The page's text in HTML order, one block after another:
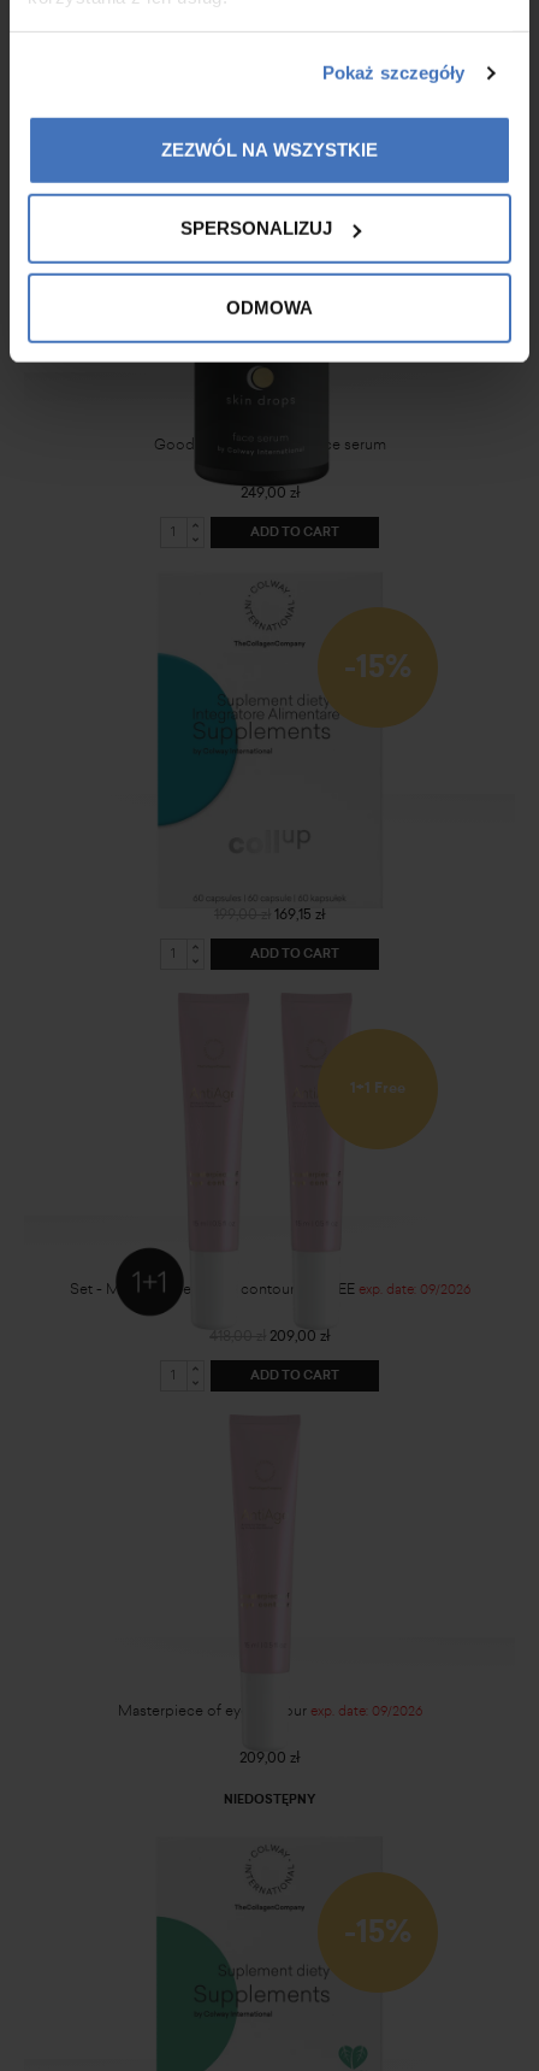
Pokaż szczegóły
ZEZWÓL NA WSZYSTKIE
SPERSONALIZUJ
ODMOWA
Good night skin drops face serum
249,00 zł
ADD TO CART
-15%
169,15 zł
ADD TO CART
1+1 Free
Set - Masterpiece of eye contour 1+1 FREE exp. date: 09/2026
209,00 zł
ADD TO CART
Masterpiece of eye contour exp. date: 09/2026
209,00 zł
NIEDOSTĘPNY
-15%